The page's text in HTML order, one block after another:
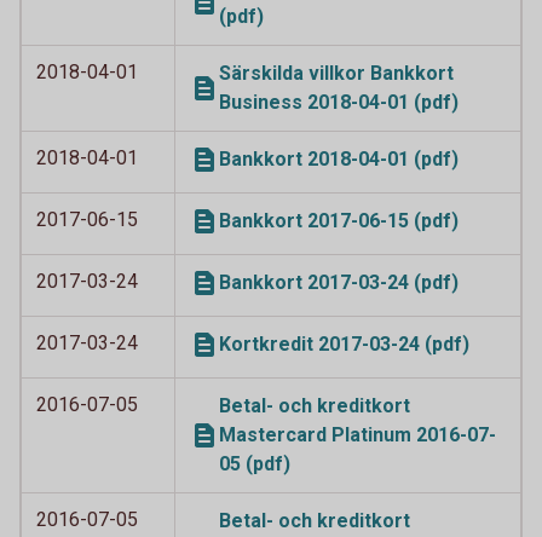
(pdf)
2018-04-01
Särskilda villkor Bankkort
Business 2018-04-01 (pdf)
2018-04-01 Bankkort 2018-04-01 (pdf)
2017-06-15 Bankkort 2017-06-15 (pdf)
2017-03-24 Bankkort 2017-03-24 (pdf)
2017-03-24 Kortkredit 2017-03-24 (pdf)
2016-07-05
Betal- och kreditkort
Mastercard Platinum 2016-07-
05 (pdf)
2016-07-05
Betal- och kreditkort